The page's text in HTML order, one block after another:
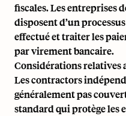
fiscales. Les entreprises
disposent d’un
effectué et traiter les
par virement bancaire.
Considérations relatives
Les contractors
généralement pas
standard qui protège les